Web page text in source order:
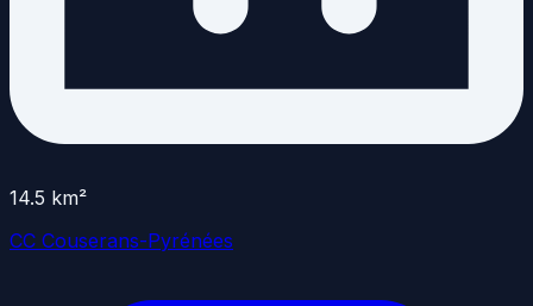
14.5 km²
CC Couserans-Pyrénées